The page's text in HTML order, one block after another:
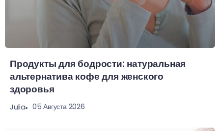
Продукты для бодрости: натуральная
альтернатива кофе для женского
здоровья
Julia 05 Августа 2026